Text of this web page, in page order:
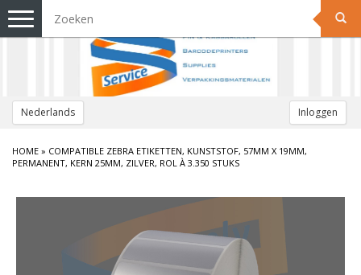
Nederlands Inloggen
Toggle
navigation
HOME » COMPATIBLE ZEBRA ETIKETTEN, KUNSTSTOF, 57MM X 19MM,
PERMANENT, KERN 25MM, ZILVER, ROL À 3.350 STUKS